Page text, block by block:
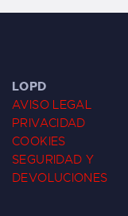
LOPD
AVISO LEGAL
PRIVACIDAD
COOKIES
SEGURIDAD Y
DEVOLUCIONES